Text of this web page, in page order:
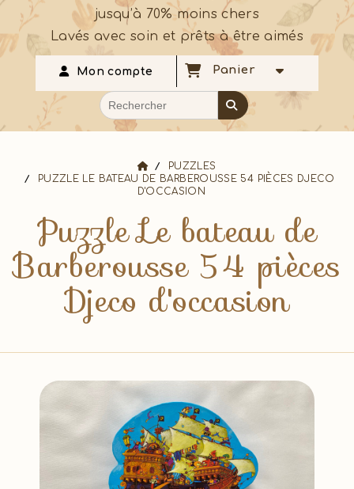
jusqu’à 70% moins chers
Lavés avec soin et prêts à être aimés
Mon compte Panier
PUZZLES
PUZZLE LE BATEAU DE BARBEROUSSE 54 PIÈCES DJECO
D'OCCASION
Puzzle Le bateau de
Barberousse 54 pièces
Djeco d'occasion